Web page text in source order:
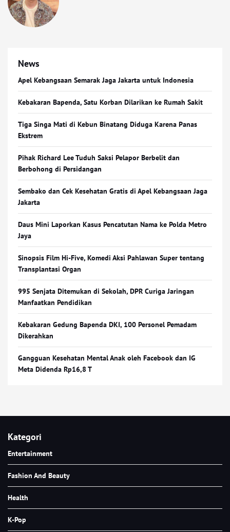
News
Apel Kebangsaan Semarak Jaga Jakarta untuk Indonesia
Kebakaran Bapenda, Satu Korban Dilarikan ke Rumah Sakit
Tiga Singa Mati di Kebun Binatang Diduga Karena Panas
Ekstrem
Pihak Richard Lee Tuduh Saksi Pelapor Berbelit dan
Berbohong di Persidangan
Sembako dan Cek Kesehatan Gratis di Apel Kebangsaan Jaga
Jakarta
Daus Mini Laporkan Kasus Pencatutan Nama ke Polda Metro
Jaya
Sinopsis Film Hi-Five, Komedi Aksi Pahlawan Super tentang
Transplantasi Organ
995 Senjata Ditemukan di Sekolah, DPR Curiga Jaringan
Manfaatkan Pendidikan
Kebakaran Gedung Bapenda DKI, 100 Personel Pemadam
Dikerahkan
Gangguan Kesehatan Mental Anak oleh Facebook dan IG
Meta Didenda Rp16,8 T
Kategori
Entertainment
Fashion And Beauty
Health
K-Pop